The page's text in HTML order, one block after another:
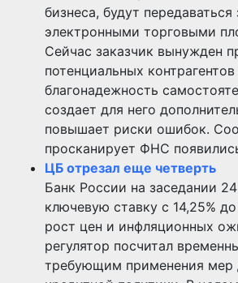
бизнеса, будут передаваться
электронными торговыми
Сейчас заказчик вынужден
потенциальных контрагентов
благонадежность
создает для него
повышает риски ошибок.
просканирует ФНС
ЦБ отрезал еще четверть
Банк России на заседании
ключевую ставку с 14,25%
рост цен и инфляционных
регулятор посчитал
требующим применения мер